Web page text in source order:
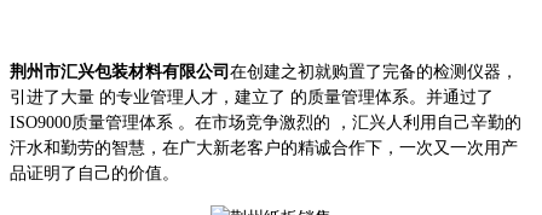
荆州市汇兴包装材料有限公司 在创建之初就购置了完备的检测仪器，
引进了大量 的专业管理人才，建立了 的质量管理体系。 并通过了
ISO9000质量管理体系 。在市场竞争激烈的 ，汇兴人利用自己辛勤的
汗水和勤劳的智慧，在广大新老客户的精诚合作下，一次又一次用产
品证明了自己的价值。